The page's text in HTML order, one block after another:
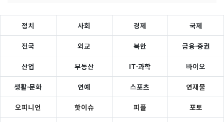
정치 사회 경제 국제
전국 외교 북한 금융·증권
산업 부동산 IT·과학 바이오
생활·문화 연예 스포츠 연재물
오피니언 핫이슈 피플 포토